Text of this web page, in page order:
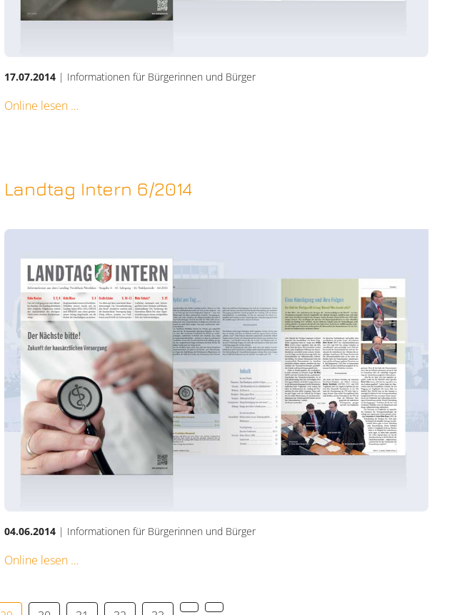
17.07.2014 | Informationen für Bürgerinnen und Bürger
Online lesen
Landtag Intern 6/2014
04.06.2014 | Informationen für Bürgerinnen und Bürger
Online lesen